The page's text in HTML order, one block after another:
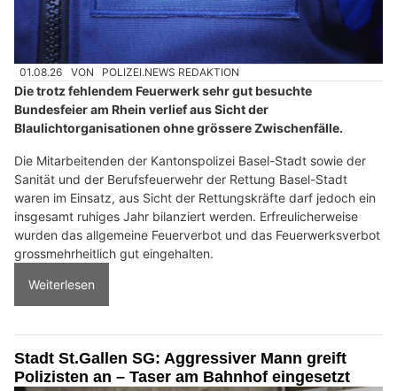
01.08.26 VON POLIZEI.NEWS REDAKTION
Die trotz fehlendem Feuerwerk sehr gut besuchte
Bundesfeier am Rhein verlief aus Sicht der
Blaulichtorganisationen ohne grössere Zwischenfälle.
Die Mitarbeitenden der Kantonspolizei Basel-Stadt sowie der
Sanität und der Berufsfeuerwehr der Rettung Basel-Stadt
waren im Einsatz, aus Sicht der Rettungskräfte darf jedoch ein
insgesamt ruhiges Jahr bilanziert werden. Erfreulicherweise
wurden das allgemeine Feuerverbot und das Feuerwerksverbot
grossmehrheitlich gut eingehalten.
Weiterlesen
Stadt St.Gallen SG: Aggressiver Mann greift
Polizisten an – Taser am Bahnhof eingesetzt